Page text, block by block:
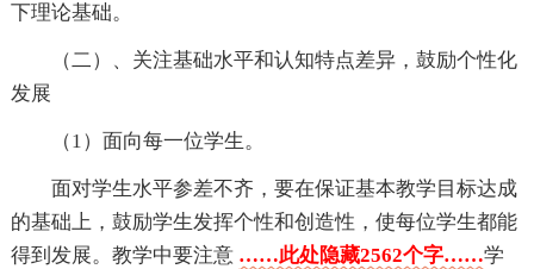
下理论基础。
（二）、关注基础水平和认知特点差异，鼓励个性化
发展
（1）面向每一位学生。
面对学生水平参差不齐，要在保证基本教学目标达成
的基础上，鼓励学生发挥个性和创造性，使每位学生都能
得到发展。教学中要注意 ……此处隐藏2562个字……学